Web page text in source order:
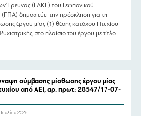
Έρευνας (ΕΛΚΕ) του Γεωπονικού
(ΓΠΑ) δημοσιεύει την πρόσκληση για τη
έργου μίας (1) θέσης κατόχου Πτυχίου
στο πλαίσιο του έργου με τίτλο
Πανεπιστήμιο Αθηνών» της Πράξης […]
σύμβασης μίσθωσης έργου μίας
από ΑΕΙ, αρ. πρωτ: 28547/17-07-
Ιουλίου 2026